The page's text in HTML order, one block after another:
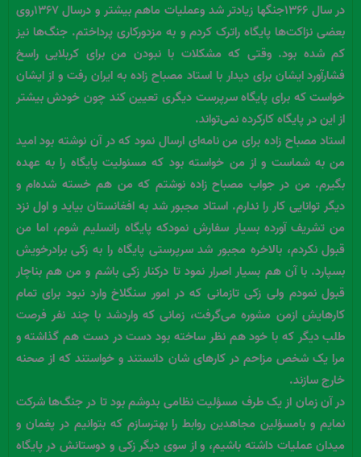
در سال ۱۳۶۶جنگها زیادتر شد وعملیات ماهم بیشتر و درسال ۱۳۶۷روی
بعضی نزاکت‌ها پایگاه راترک کردم و به مزدورکاری پرداختم. جنگ‌ها نیز
کم شده بود. وقتی که مشکلات با نبودن من برای کربلایی راسخ
فشارآورد ایشان برای دیدار با استاد مصباح زاده به ایران رفت و از ایشان
خواست که برای پایگاه سرپرست دیگری تعیین کند چون خودش بیشتر
از این در پایگاه کارکرده نمی‌تواند.
استاد مصباح زاده برای من نامه‌ای ارسال نمود که در آن نوشته بود امید
من به شماست و از من خواسته بود که مسئولیت پایگاه را به عهده
بگیرم. من در جواب مصباح زاده نوشتم که من هم خسته شده‌ام و
دیگر توانایی کار را ندارم. استاد مجبور شد به افغانستان بیاید و اول نزد
من تشریف آورده بسیار سفارش نمودکه پایگاه راتسلیم شوم، اما من
قبول نکردم، بالاخره مجبور شد سرپرستی پایگاه را به زکی برادرخویش
بسپارد. با آن هم بسیار اصرار نمود تا درکنار زکی باشم و من هم بناچار
قبول نمودم ولی زکی تازمانی که در امور سنگلاخ وارد نبود برای تمام
کارهایش ازمن مشوره می‌گرفت، زمانی که واردشد با چند نفر فرصت
طلب دیگر که با خود هم نظر ساخته بود دست در دست هم گذاشته و
مرا یک شخص مزاحم در کارهای شان دانستند و خواستند که از صحنه
خارج سازند.
در آن زمان از یک طرف مسؤلیت نظامی بدوشم بود تا در جنگ‌ها شرکت
نمایم و بامسؤلین مجاهدین روابط را بهترسازم که بتوانیم در پغمان و
میدان عملیات داشته باشیم، و از سوی دیگر زکی و دوستانش در پایگاه